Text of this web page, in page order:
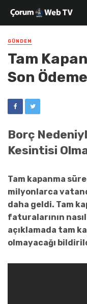
GÜNDEM
Tam
Son
Borç
Kesintisi
Tam kapanma
milyonlarca
daha geldi. Tam
faturalarının
açıklamada tam
olmayacağı